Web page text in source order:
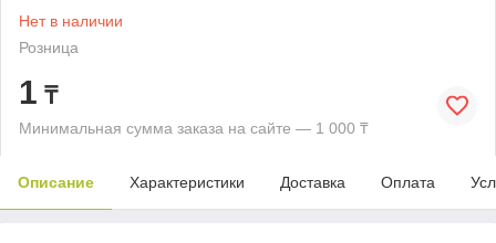
Нет в наличии
Розница
1 ₸
Минимальная сумма заказа на сайте — 1 000 ₸
Описание Характеристики Доставка Оплата